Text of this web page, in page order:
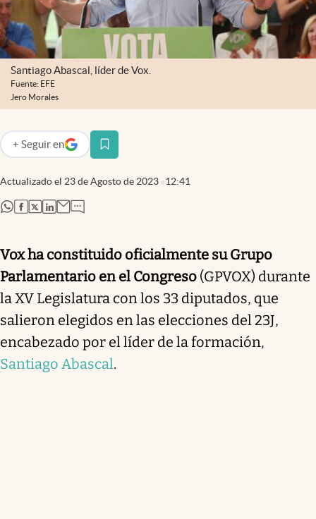
Santiago Abascal, líder de Vox.
Fuente: EFE
Jero Morales
Actualizado el 23 de Agosto de 2023 12:41
+ Seguir en
abre en nueva pestaña
abre en nueva pestaña
abre en nueva pestaña
abre en nueva pestaña
abre en nueva pestaña
Vox ha constituido oficialmente su Grupo
Parlamentario en el Congreso (GPVOX) durante
la XV Legislatura con los 33 diputados, que
salieron elegidos en las elecciones del 23J,
encabezado por el líder de la formación,
Santiago Abascal.